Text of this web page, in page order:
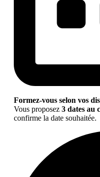
Formez-vous selon vos
Vous proposez 3 dates au
confirme la date souhaitée.